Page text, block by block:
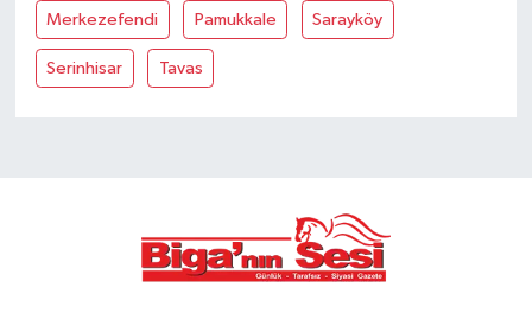
Merkezefendi Pamukkale Sarayköy
Serinhisar Tavas
Teknoloji
Ulusal